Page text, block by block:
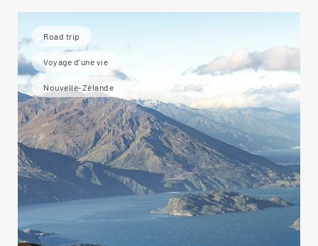
Road trip
Voyage d'une vie
Nouvelle-Zélande